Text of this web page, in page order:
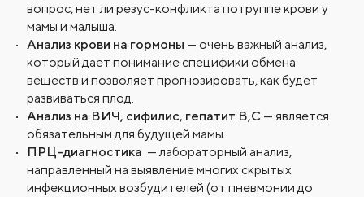
вопрос, нет ли резус-конфликта по группе крови у
мамы и малыша.
Анализ крови на гормоны — очень важный анализ,
который дает понимание специфики обмена
веществ и позволяет прогнозировать, как будет
развиваться плод.
Анализ на ВИЧ, сифилис, гепатит В,С — является
обязательным для будущей мамы.
ПРЦ-диагностика — лабораторный анализ,
направленный на выявление многих скрытых
инфекционных возбудителей (от пневмонии до